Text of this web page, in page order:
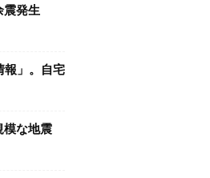
震発生
報」。自宅
な地震